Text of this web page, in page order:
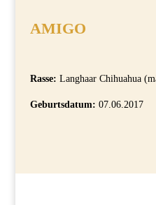
AMIGO
Rasse: Langhaar Chihuahua
Geburtsdatum: 07.06.2017